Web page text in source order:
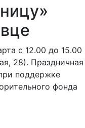
с 12.00 до 15.00
28). Праздничная
поддержке
фонда